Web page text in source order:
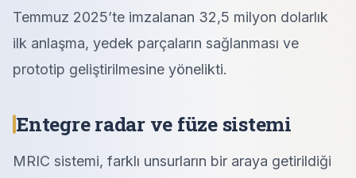
Temmuz 2025’te imzalanan 32,5 milyon dolarlık
ilk anlaşma, yedek parçaların sağlanması ve
prototip geliştirilmesine yönelikti.
Entegre radar ve füze sistemi
MRIC sistemi, farklı unsurların bir araya getirildiği